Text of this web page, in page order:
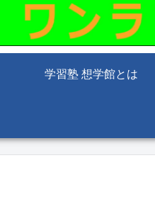
学習塾 想学館とは